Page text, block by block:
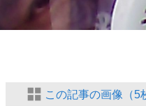
この記事の画像（5